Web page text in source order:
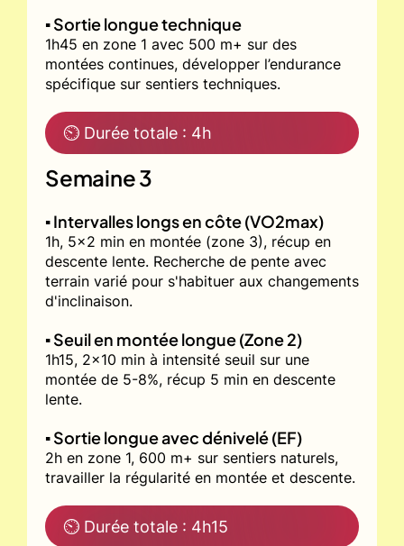
▪️ Sortie longue technique
1h45 en zone 1 avec 500 m+ sur des
montées continues, développer l’endurance
spécifique sur sentiers techniques.
⏲ Durée totale : 4h
Semaine 3
▪️ Intervalles longs en côte (VO2max)
1h, 5x2 min en montée (zone 3), récup en
descente lente. Recherche de pente avec
terrain varié pour s'habituer aux changements
d'inclinaison.
▪️ Seuil en montée longue (Zone 2)
1h15, 2x10 min à intensité seuil sur une
montée de 5-8%, récup 5 min en descente
lente.
▪️ Sortie longue avec dénivelé (EF)
2h en zone 1, 600 m+ sur sentiers naturels,
travailler la régularité en montée et descente.
⏲ Durée totale : 4h15